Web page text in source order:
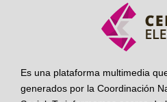
Es una plataforma multimedia
generados por la Coordinación